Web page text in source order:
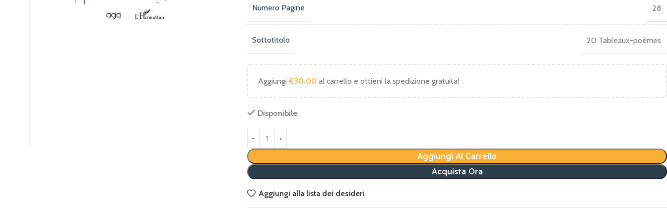
Numero Pagine 28
Sottotitolo 20 Tableaux-poèmes
Aggiungi€30.00 al carrello e ottieni la spedizione gratuita!
Disponibile
Aggiungi Al Carrello
Acquista Ora
Aggiungi alla lista dei desideri